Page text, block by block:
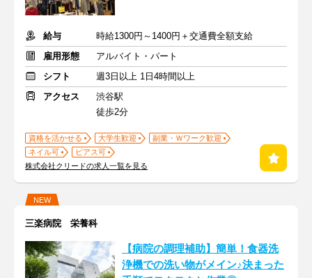
給与
時給1300円～1400円＋交通費全額支給
雇用形態
アルバイト・パート
シフト
週3日以上 1日4時間以上
アクセス
渋谷駅
徒歩2分
資格を活かせる 大学生歓迎
副業・Ｗワーク歓迎
ネイル可
ピアス可
株式会社クリードの求人一覧を見る
NEW
三楽病院 栄養科
【病院の調理補助】簡単！食器洗
浄機での洗い物がメイン♪決まった